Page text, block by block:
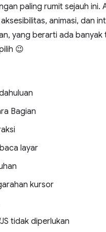
paling rumit sejauh ini.
animasi, dan
yang berarti ada banyak
😉
Bagian
layar
kursor
tidak diperlukan